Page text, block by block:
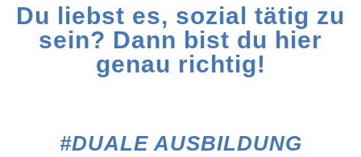
Du liebst es, sozial tätig zu
sein? Dann bist du hier
genau richtig!
#DUALE AUSBILDUNG